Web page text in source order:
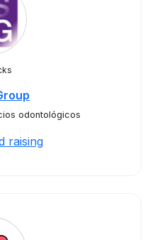
odontológicos
raising